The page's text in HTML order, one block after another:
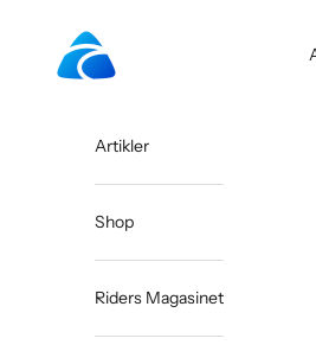
Riders.dk
Artikler
Shop
Riders Magasinet